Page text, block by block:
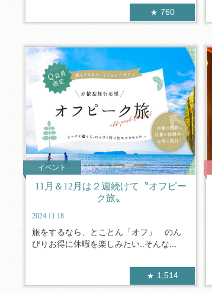
760
イベント
11月＆12月は２週続けて〝オフピー
ク旅〟
2024.11.18
旅をするなら、とことん「オフ」 のん
びりお得に休暇を楽しみたい..そんな...
1,514